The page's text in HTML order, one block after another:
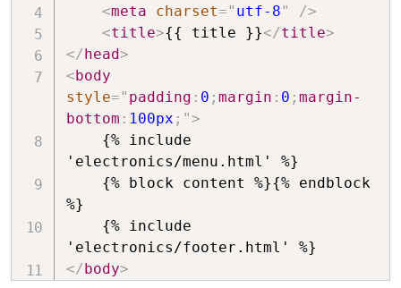
<meta charset=" utf-8"
/>
<title>{{ title }}</title>
</ head>
< body
style=" padding : 0 ; margin : 0 ; margin-
bottom : 100px ; ">
'electronics/menu.html' %}
%}
</ body>